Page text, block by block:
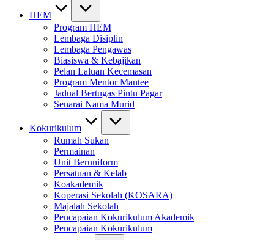
HEM
Program HEM
Lembaga Disiplin
Lembaga Pengawas
Biasiswa & Kebajikan
Pelan Laluan Kecemasan
Program Mentor Mantee
Jadual Bertugas Pintu Pagar
Senarai Nama Murid
Kokurikulum
Rumah Sukan
Permainan
Unit Beruniform
Persatuan & Kelab
Koakademik
Koperasi Sekolah (KOSARA)
Majalah Sekolah
Pencapaian Kokurikulum Akademik
Pencapaian Kokurikulum